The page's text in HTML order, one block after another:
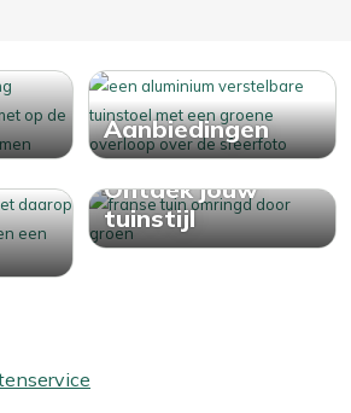
Aanbiedingen
Ontdek jouw
tuinstijl